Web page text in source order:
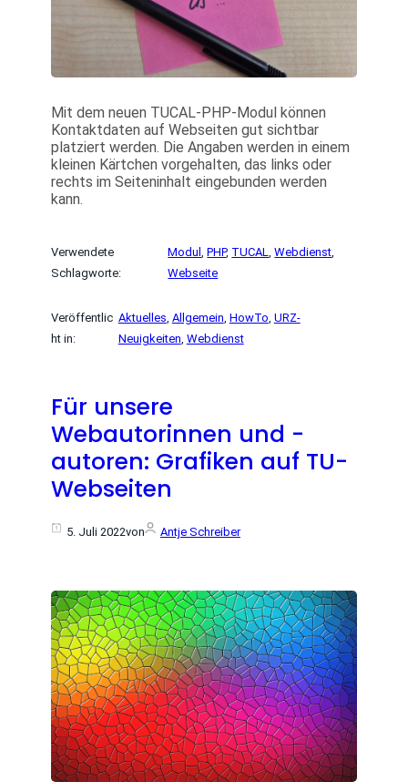
Mit dem neuen TUCAL-PHP-Modul können
Kontaktdaten auf Webseiten gut sichtbar
platziert werden. Die Angaben werden in einem
kleinen Kärtchen vorgehalten, das links oder
rechts im Seiteninhalt eingebunden werden
kann.
Verwendete
Schlagworte:
Modul , PHP, TUCAL , Webdienst
Webseite
Veröffentlic
ht in:
Aktuelles Allgemein HowTo URZ-
Neuigkeiten Webdienst
Für unsere
Webautorinnen und -
autoren: Grafiken auf TU-
Webseiten
5. Juli 2022von Antje Schreiber